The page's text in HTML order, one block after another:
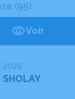
(95)
Voir
2025